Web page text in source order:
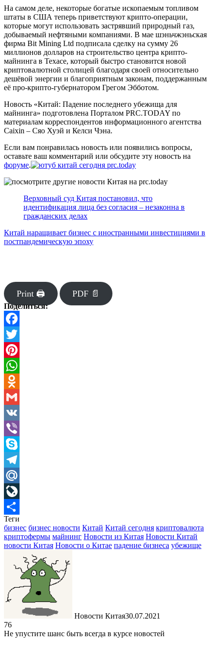
На самом деле, некоторые богатые ископаемым топливом
штаты в США теперь приветствуют крипто-операции,
которые могут использовать застрявший природный газ,
добываемый нефтяными компаниями. В мае шэньчжэньская
фирма Bit Mining Ltd подписала сделку на сумму 26
миллионов долларов на строительство центра крипто-
майнинга в Техасе, который быстро становится новой
криптовалютной столицей благодаря своей относительно
дешёвой энергии и благоприятным законам, поддержанным
её про-крипто-губернатором Грегом Эбботом.
Новость «Китай: Падение последнего убежища для
майнинга» подготовлена Порталом PRC.TODAY по
материалам корреспондентов информационного агентства
Caixin – Сяо Хуэй и Келси Чэна.
Если вам понравилась новость или появились вопросы,
оставьте ваш комментарий или обсудите эту новость на
форуме.
Верховный суд Китая постановил, что
идентификация лица без согласия – незаконна в
гражданских делах
Китай наращивает бизнес с иностранными инвестициями в
постпандемическую эпоху
Print 🖨 PDF 📄
Поделиться:
Facebook
Twitter
Pinterest
WhatsApp
Odnoklassniki
Gmail
VK
Viber
Skype
Telegram
Mail.Ru
LiveJournal
Отправить
Теги
бизнес бизнес новости Китай Китай сегодня криптовалюта
криптофермы майнинг Новости из Китая Новости Китай
новости Китая Новости о Китае падение бизнеса убежище
Новости Китая30.07.2021
76
Не упустите шанс быть всегда в курсе новостей